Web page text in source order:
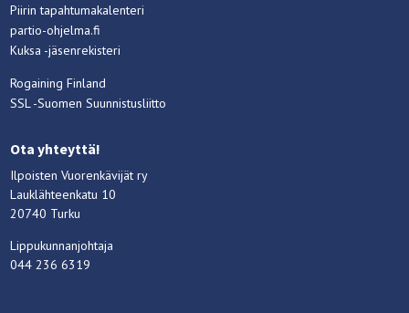
Piirin tapahtumakalenteri
partio-ohjelma.fi
Kuksa -jäsenrekisteri
Rogaining Finland
SSL -Suomen Suunnistusliitto
Ota yhteyttä!
Ilpoisten Vuorenkävijät ry
Lauklähteenkatu 10
20740 Turku
Lippukunnanjohtaja
044 236 6319